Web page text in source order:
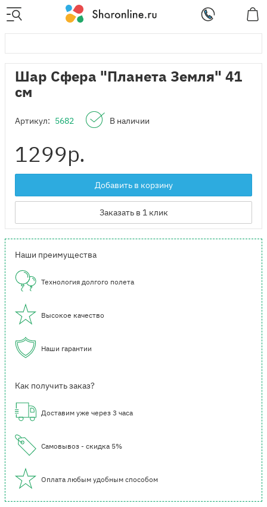
Шар Сфера "Планета Земля" 41
см
Артикул: 5682 В наличии
1299р.
Добавить в корзину
Заказать в 1 клик
Наши преимущества
Технология долгого полета
Высокое качество
Наши гарантии
Как получить заказ?
Доставим уже через 3 часа
Самовывоз - скидка 5%
Оплата любым удобным способом